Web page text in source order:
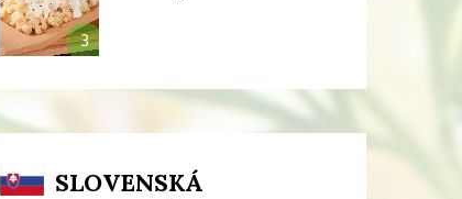
3
SLOVENSKÁ